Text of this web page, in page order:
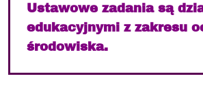
Ustawowe zadania są
edukacyjnymi z zakresu
środowiska.